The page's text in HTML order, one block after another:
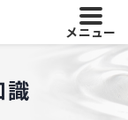
メニュー
識